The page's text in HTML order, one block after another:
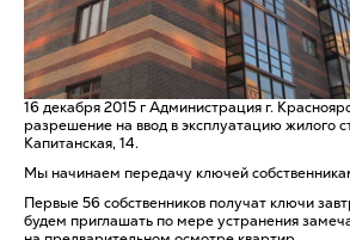
16 декабря 2015 г Администрация г.
разрешение на ввод в эксплуатацию жилого
Капитанская, 14.
Мы начинаем передачу ключей
Первые 56 собственников получат ключи
будем приглашать по мере устранения